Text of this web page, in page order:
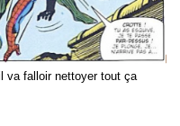
va falloir nettoyer tout ça